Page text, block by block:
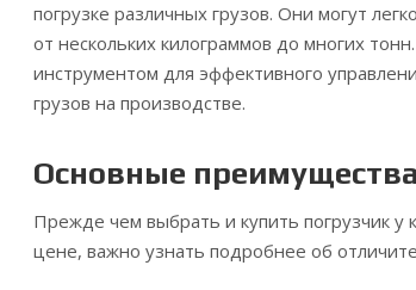
погрузке различных грузов. Они могут
от нескольких килограммов до многих
инструментом для эффективного
грузов на производстве.
Основные преимущества
Прежде чем выбрать и купить погрузчик у
цене, важно узнать подробнее об